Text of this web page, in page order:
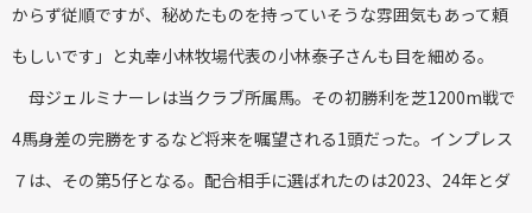
からず従順ですが、秘めたものを持っていそうな雰囲気もあって頼
もしいです」と丸幸小林牧場代表の小林泰子さんも目を細める。
母ジェルミナーレは当クラブ所属馬。その初勝利を芝1200m戦で
4馬身差の完勝をするなど将来を嘱望される1頭だった。インプレス
７は、その第5仔となる。配合相手に選ばれたのは2023、24年とダ